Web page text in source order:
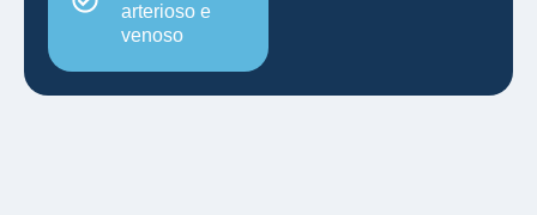
arterioso e
venoso